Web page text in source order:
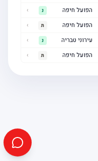
הפועל חיפה
הפועל חיפה
עירוני טבריה
הפועל חיפה